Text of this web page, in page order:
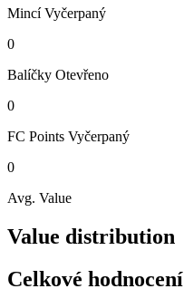
Mincí Vyčerpaný
0
Balíčky Otevřeno
0
FC Points Vyčerpaný
0
Avg. Value
Value distribution
Celkové hodnocení